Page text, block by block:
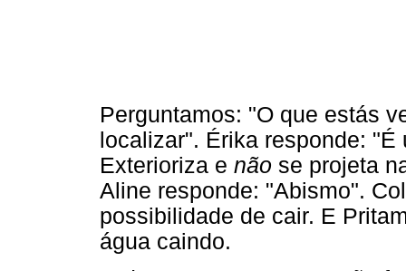
Perguntamos: "O que estás
localizar". Érika responde:
Exterioriza e não se projeta
Aline responde: "Abismo".
possibilidade de cair. E
água caindo.